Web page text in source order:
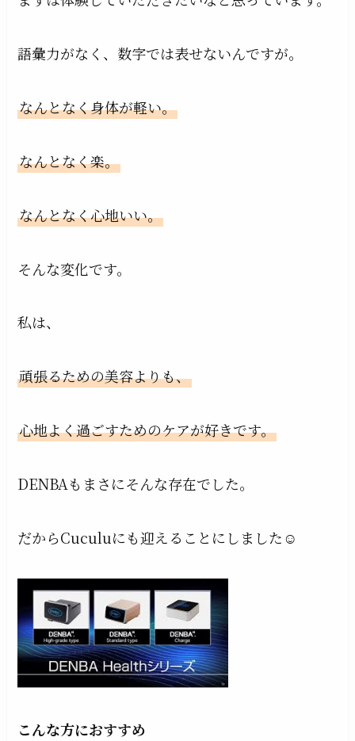
語彙力がなく、数字では表せないんですが。
なんとなく身体が軽い。
なんとなく楽。
なんとなく心地いい。
そんな変化です。
私は、
頑張るための美容よりも、
心地よく過ごすためのケアが好きです。
DENBAもまさにそんな存在でした。
だからCuculuにも迎えることにしました☺︎
こんな方におすすめ